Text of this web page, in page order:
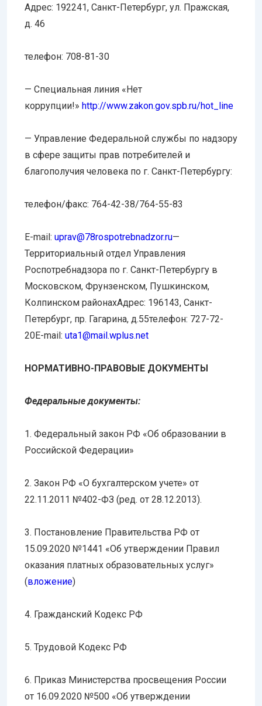
Адрес: 192241, Санкт-Петербург, ул. Пражская,
д. 46
телефон: 708-81-30
— Специальная линия «Нет
коррупции!» http://www.zakon.gov.spb.ru/hot_line
— Управление Федеральной службы по надзору
в сфере защиты прав потребителей и
благополучия человека по г. Санкт-Петербургу:
телефон/факс: 764-42-38/764-55-83
E-mail: uprav@78rospotrebnadzor.ru—
Территориальный отдел Управления
Роспотребнадзора по г. Санкт-Петербургу в
Московском, Фрунзенском, Пушкинском,
Колпинском районахАдрес: 196143, Санкт-
Петербург, пр. Гагарина, д.55телефон: 727-72-
20E-mail: uta1@mail.wplus.net
НОРМАТИВНО-ПРАВОВЫЕ ДОКУМЕНТЫ
Федеральные документы:
1. Федеральный закон РФ «Об образовании в
Российской Федерации»
2. Закон РФ «О бухгалтерском учете» от
22.11.2011 №402-ФЗ (ред. от 28.12.2013).
3. Постановление Правительства РФ от
15.09.2020 №1441 «Об утверждении Правил
оказания платных образовательных услуг»
(вложение)
4. Гражданский Кодекс РФ
5. Трудовой Кодекс РФ
6. Приказ Министерства просвещения России
от 16.09.2020 №500 «Об утверждении